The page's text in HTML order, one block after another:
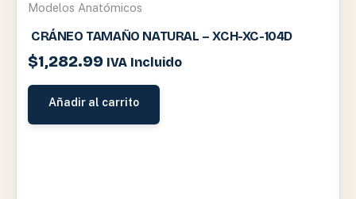
Modelos Anatómicos
CRÁNEO TAMAÑO NATURAL – XCH-XC-104D
$1,282.99 IVA Incluido
Añadir al carrito